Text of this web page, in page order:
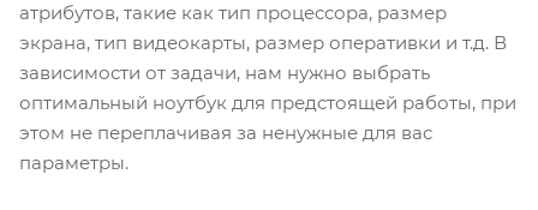
атрибутов, такие как тип процессора, размер
экрана, тип видеокарты, размер оперативки и т.д. В
зависимости от задачи, нам нужно выбрать
оптимальный ноутбук для предстоящей работы, при
этом не переплачивая за ненужные для вас
параметры.